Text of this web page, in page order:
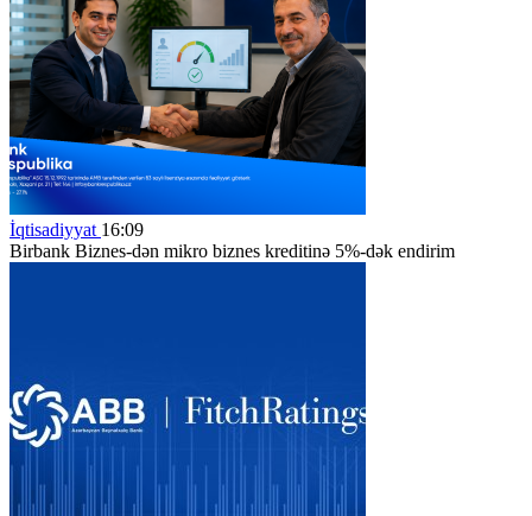
İqtisadiyyat 16:09
Birbank Biznes-dən mikro biznes kreditinə 5%-dək endirim